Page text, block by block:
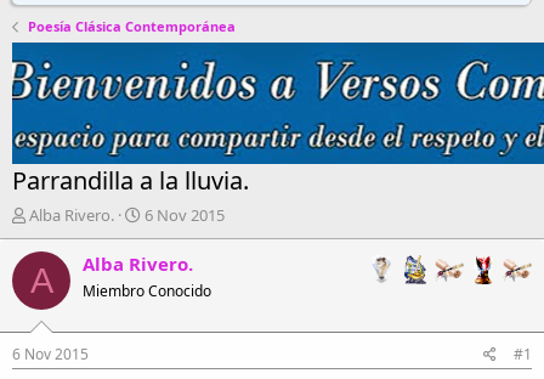
Poesía Clásica Contemporánea
Parrandilla a la lluvia.
A
u
t
o
r
d
e
h
Alba Rivero.
F
e
c
a
i
6 Nov 2015
A Alba Rivero.
Miembro Conocido
6 Nov 2015 #1